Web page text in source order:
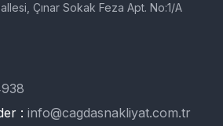
Çınar Sokak Feza Apt. No:1/A
: info@cagdasnakliyat.com.tr